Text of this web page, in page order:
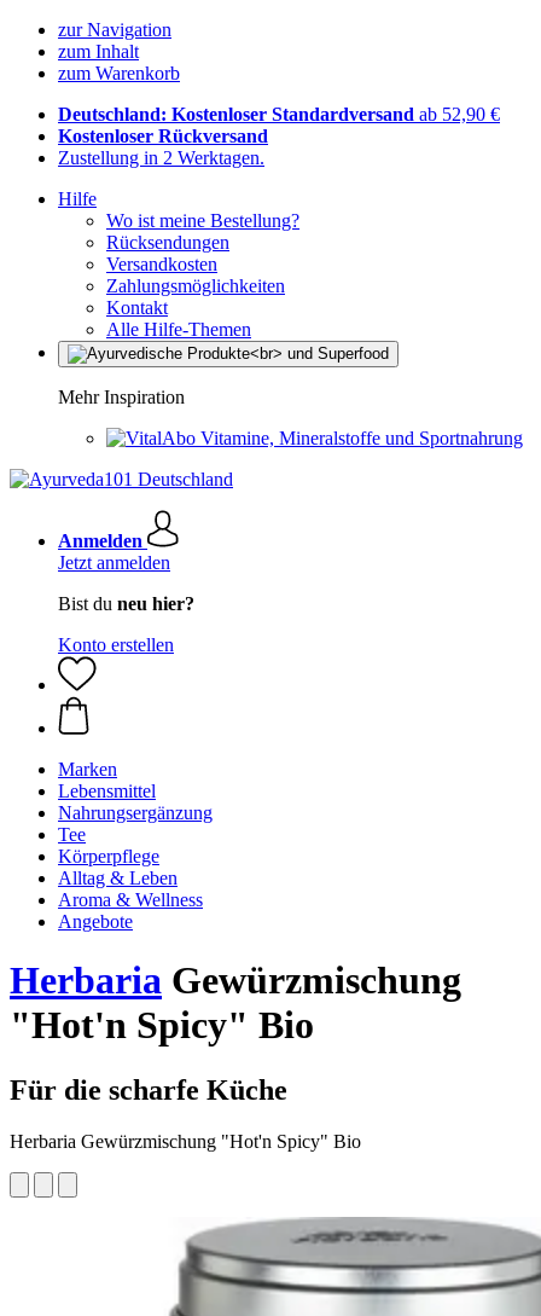
zur Navigation
zum Inhalt
zum Warenkorb
Deutschland: Kostenloser Standardversand ab 52,90 €
Kostenloser Rückversand
Zustellung in 2 Werktagen.
Hilfe
Wo ist meine Bestellung?
Rücksendungen
Versandkosten
Zahlungsmöglichkeiten
Kontakt
Alle Hilfe-Themen
Mehr Inspiration
Vitamine, Mineralstoffe und Sportnahrung
Anmelden
Jetzt anmelden
Bist du neu hier?
Konto erstellen
Marken
Lebensmittel
Nahrungsergänzung
Tee
Körperpflege
Alltag & Leben
Aroma & Wellness
Angebote
Herbaria Gewürzmischung
"Hot'n Spicy" Bio
Für die scharfe Küche
Herbaria Gewürzmischung "Hot'n Spicy" Bio